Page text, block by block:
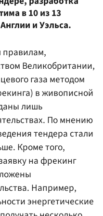
в 10 из 13
и Уэльса.
правилам,
Великобритании,
газа методом
в живописной
лишь
По мнению
тендера стали
Кроме того,
на фрекинг
Например,
энергетические